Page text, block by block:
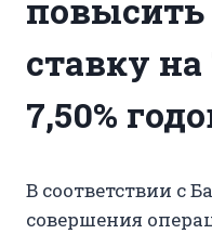
ставку на
7,50%
В соответствии с
совершения